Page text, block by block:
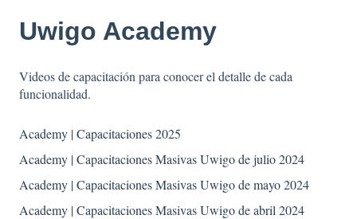
Uwigo Academy
Videos de capacitación para conocer el detalle de cada
funcionalidad.
Academy | Capacitaciones 2025
Academy | Capacitaciones Masivas Uwigo de julio 2024
Academy | Capacitaciones Masivas Uwigo de mayo 2024
Academy | Capacitaciones Masivas Uwigo de abril 2024